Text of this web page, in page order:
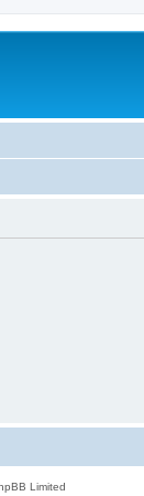
Limited